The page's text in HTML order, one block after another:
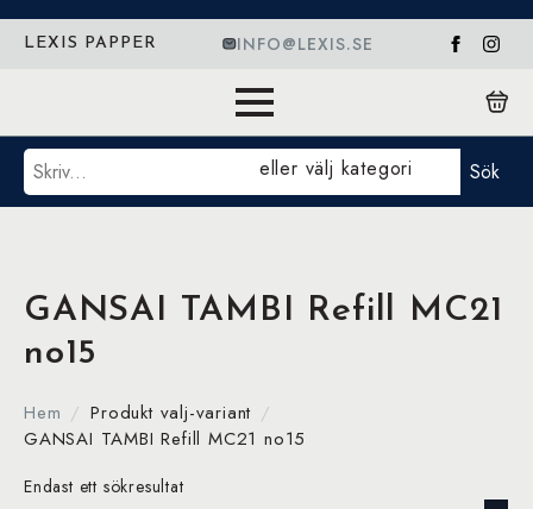
LEXIS PAPPER INFO@LEXIS.SE
Sök eller välj kategori Sök
GANSAI TAMBI Refill MC21
no15
Hem
Produkt valj-variant
GANSAI TAMBI Refill MC21 no15
Endast ett sökresultat